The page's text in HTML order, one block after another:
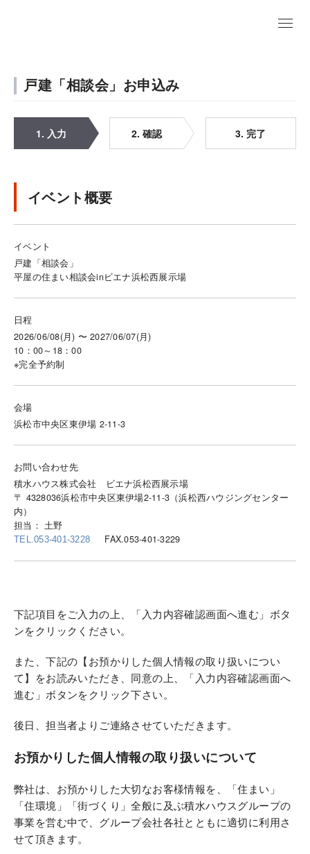
戸建「相談会」お申込み
1. 入力 2. 確認 3. 完了
イベント概要
イベント
戸建「相談会」
平屋の住まい相談会inビエナ浜松西展示場
日程
2026/06/08(月) 〜 2027/06/07(月)
10：00～18：00
※完全予約制
会場
浜松市中央区東伊場 2-11-3
お問い合わせ先
積水ハウス株式会社 ビエナ浜松西展示場
〒 4328036浜松市中央区東伊場2-11-3（浜松西ハウジングセンター
内）
担当： 土野
TEL.053-401-3228 FAX.053-401-3229
下記項目をご入力の上、「入力内容確認画面へ進む」ボタ
ンをクリックください。
また、下記の【お預かりした個人情報の取り扱いについ
て】をお読みいただき、同意の上、「入力内容確認画面へ
進む」ボタンをクリック下さい。
後日、担当者よりご連絡させていただきます。
お預かりした個人情報の取り扱いについて
弊社は、お預かりした大切なお客様情報を、「住まい」
「住環境」「街づくり」全般に及ぶ積水ハウスグループの
事業を営む中で、グループ会社各社とともに適切に利用さ
せて頂きます。